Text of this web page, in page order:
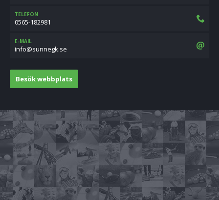
TELEFON
0565-182981
E-MAIL
es.kgennus@ofni
Besök webbplats